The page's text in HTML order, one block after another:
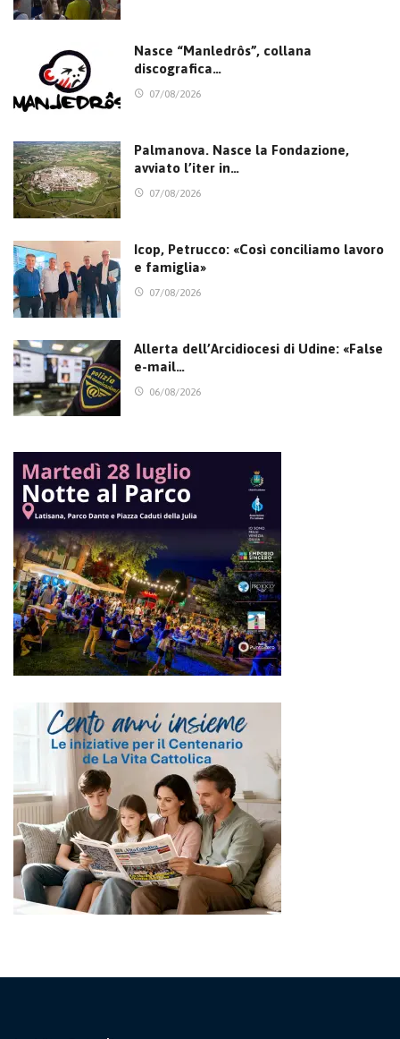
Nasce “Manledrôs”, collana
discografica…
07/08/2026
Palmanova. Nasce la Fondazione,
avviato l’iter in…
07/08/2026
Icop, Petrucco: «Così conciliamo lavoro
e famiglia»
07/08/2026
Allerta dell’Arcidiocesi di Udine: «False
e-mail…
06/08/2026